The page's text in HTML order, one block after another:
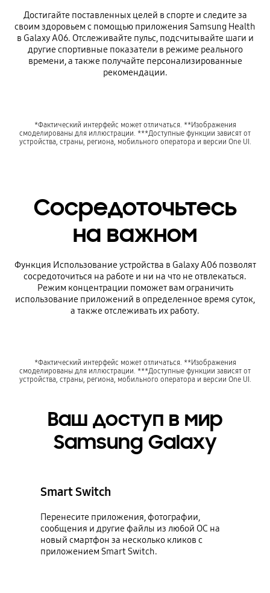
Достигайте поставленных целей в спорте и следите за
своим здоровьем с помощью приложения Samsung Health
в Galaxy A06. Отслеживайте пульс, подсчитывайте шаги и
другие спортивные показатели в режиме реального
времени, а также получайте персонализированные
рекомендации.
*Фактический интерфейс может отличаться. **Изображения
смоделированы для иллюстрации. ***Доступные функции зависят от
устройства, страны, региона, мобильного оператора и версии One UI.
Сосредоточьтесь
на важном
Функция Использование устройства в Galaxy A06 позволят
сосредоточиться на работе и ни на что не отвлекаться.
Режим концентрации поможет вам ограничить
использование приложений в определенное время суток,
а также отслеживать их работу.
*Фактический интерфейс может отличаться. **Изображения
смоделированы для иллюстрации. ***Доступные функции зависят от
устройства, страны, региона, мобильного оператора и версии One UI.
Ваш доступ в мир
Samsung Galaxy
Smart Switch
Перенесите приложения, фотографии,
сообщения и другие файлы из любой ОС на
новый смартфон за несколько кликов с
приложением Smart Switch.